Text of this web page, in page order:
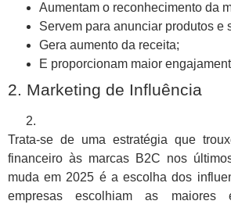
Aumentam o reconhecimento da
Servem para anunciar produtos e
Gera aumento da receita;
E proporcionam maior
2. Marketing de Influência
Trata-se de uma estratégia que
financeiro às marcas B2C nos
muda em 2025 é a escolha dos
empresas escolhiam as maiores